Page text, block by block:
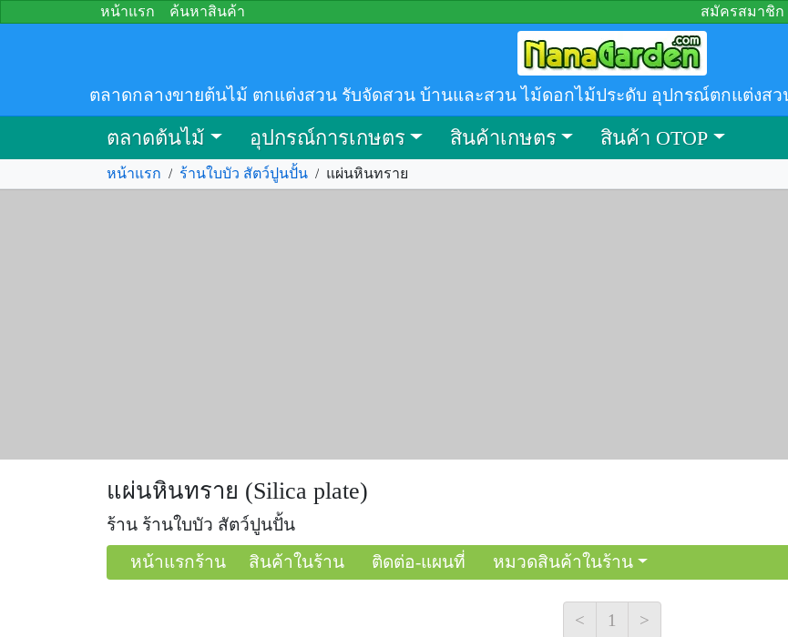
หน้าแรก ค้นหาสินค้า สมัครสมาชิก
ตลาดกลางขายต้นไม้ ตกแต่งสวน รับจัดสวน บ้านและสวน ไม้ดอกไม้ประดับ อุปกรณ์ตกแต่งส
ตลาดต้นไม้ อุปกรณ์การเกษตร สินค้าเกษตร สินค้า OTOP
หน้าแรก / ร้านใบบัว สัตว์ปูนปั้น / แผ่นหินทราย
แผ่นหินทราย (Silica plate)
ร้าน ร้านใบบัว สัตว์ปูนปั้น
หน้าแรกร้าน
สินค้าในร้าน ติดต่อ-แผนที่ หมวดสินค้าในร้าน
< 1 >